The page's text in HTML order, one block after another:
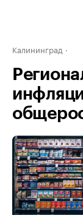
Калининград